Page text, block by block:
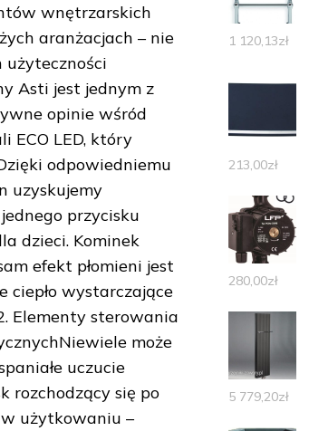
wnętrzarskich
aranżacjach – nie
Asti jest jednym z
opinie wśród
ECO LED, który
odpowiedniemu
uzyskujemy
przycisku
dzieci. Kominek
efekt płomieni jest
ciepło wystarczające
Elementy sterowania
może
uczucie
rozchodzący się po
w użytkowaniu –
1 120,13zł
213,00zł
280,00zł
5 779,20zł